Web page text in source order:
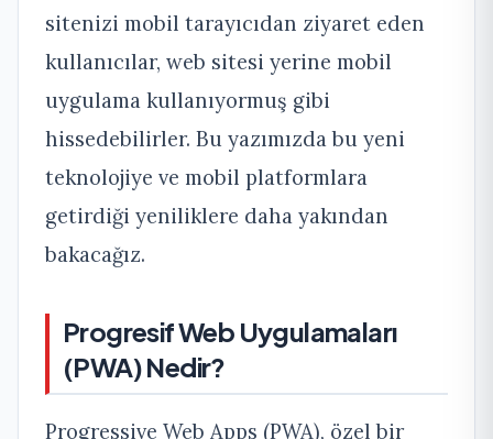
sitenizi mobil tarayıcıdan ziyaret eden
kullanıcılar, web sitesi yerine mobil
uygulama kullanıyormuş gibi
hissedebilirler. Bu yazımızda bu yeni
teknolojiye ve mobil platformlara
getirdiği yeniliklere daha yakından
bakacağız.
Progresif Web Uygulamaları
(PWA) Nedir?
Progressive Web Apps (PWA), özel bir